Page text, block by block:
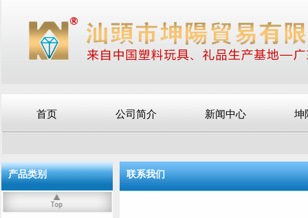
首页 公司简介 新闻中心 坤
产品类别 联系我们